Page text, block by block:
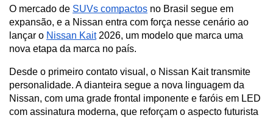
O mercado de SUVs compactos no Brasil segue em
expansão, e a Nissan entra com força nesse cenário ao
lançar o Nissan Kait 2026, um modelo que marca uma
nova etapa da marca no país.
Desde o primeiro contato visual, o Nissan Kait transmite
personalidade. A dianteira segue a nova linguagem da
Nissan, com uma grade frontal imponente e faróis em LED
com assinatura moderna, que reforçam o aspecto futurista